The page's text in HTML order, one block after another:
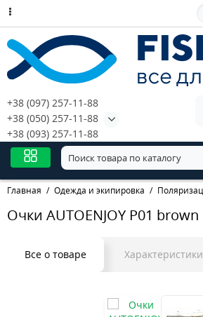
+38 (097) 257-11-88
+38 (050) 257-11-88
+38 (093) 257-11-88
Главная Одежда и экипировка
Очки AUTOENJOY P01 brown
Все о товаре Характеристики